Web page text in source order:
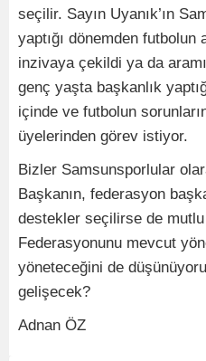
seçilir. Sayın Uyanık’ın
yaptığı dönemden futbolun
inzivaya çekildi ya da
genç yaşta başkanlık
içinde ve futbolun
üyelerinden görev istiyor.
Bizler Samsunsporlular
Başkanın, federasyon
destekler seçilirse de
Federasyonunu mevcut
yöneteceğini de
gelişecek?
Adnan ÖZ